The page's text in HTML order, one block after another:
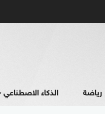
رياضة الذكاء الاصطناعي